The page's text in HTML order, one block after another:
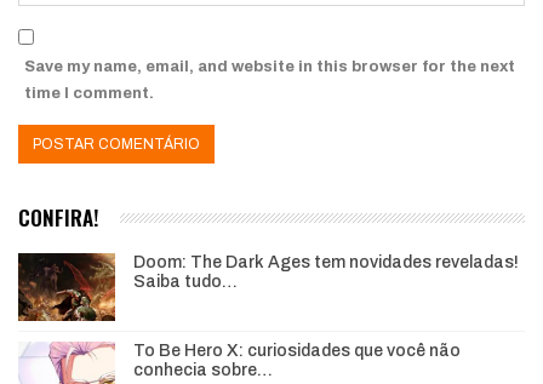
Save my name, email, and website in this browser for the next
time I comment.
CONFIRA!
Doom: The Dark Ages tem novidades reveladas!
Saiba tudo…
To Be Hero X: curiosidades que você não
conhecia sobre…